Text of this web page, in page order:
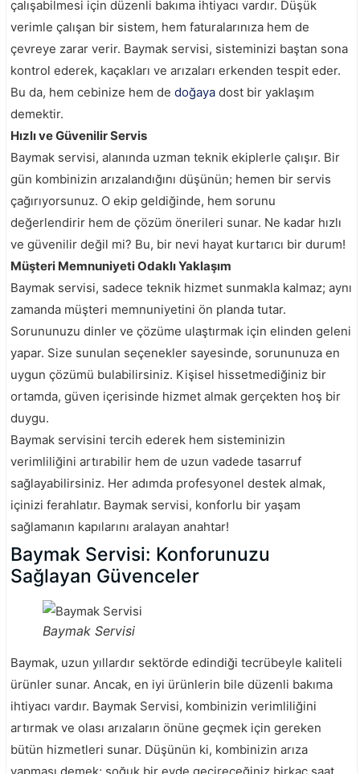
çalışabilmesi için düzenli bakıma ihtiyacı vardır. Düşük
verimle çalışan bir sistem, hem faturalarınıza hem de
çevreye zarar verir. Baymak servisi, sisteminizi baştan sona
kontrol ederek, kaçakları ve arızaları erkenden tespit eder.
Bu da, hem cebinize hem de doğaya dost bir yaklaşım
demektir.
Hızlı ve Güvenilir Servis
Baymak servisi, alanında uzman teknik ekiplerle çalışır. Bir
gün kombinizin arızalandığını düşünün; hemen bir servis
çağırıyorsunuz. O ekip geldiğinde, hem sorunu
değerlendirir hem de çözüm önerileri sunar. Ne kadar hızlı
ve güvenilir değil mi? Bu, bir nevi hayat kurtarıcı bir durum!
Müşteri Memnuniyeti Odaklı Yaklaşım
Baymak servisi, sadece teknik hizmet sunmakla kalmaz; aynı
zamanda müşteri memnuniyetini ön planda tutar.
Sorununuzu dinler ve çözüme ulaştırmak için elinden geleni
yapar. Size sunulan seçenekler sayesinde, sorununuza en
uygun çözümü bulabilirsiniz. Kişisel hissetmediğiniz bir
ortamda, güven içerisinde hizmet almak gerçekten hoş bir
duygu.
Baymak servisini tercih ederek hem sisteminizin
verimliliğini artırabilir hem de uzun vadede tasarruf
sağlayabilirsiniz. Her adımda profesyonel destek almak,
içinizi ferahlatır. Baymak servisi, konforlu bir yaşam
sağlamanın kapılarını aralayan anahtar!
Baymak Servisi: Konforunuzu
Sağlayan Güvenceler
Baymak Servisi
Baymak, uzun yıllardır sektörde edindiği tecrübeyle kaliteli
ürünler sunar. Ancak, en iyi ürünlerin bile düzenli bakıma
ihtiyacı vardır. Baymak Servisi, kombinizin verimliliğini
artırmak ve olası arızaların önüne geçmek için gereken
bütün hizmetleri sunar. Düşünün ki, kombinizin arıza